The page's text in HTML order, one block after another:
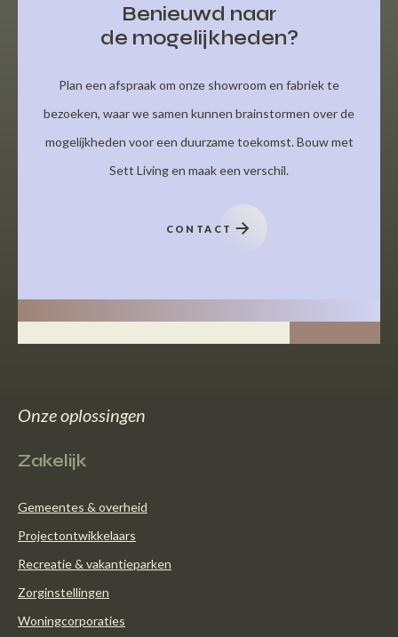
Benieuwd naar
de mogelijkheden?
Plan een afspraak om onze showroom en fabriek te
bezoeken, waar we samen kunnen brainstormen over de
mogelijkheden voor een duurzame toekomst. Bouw met
Sett Living en maak een verschil.
CONTACT
Onze oplossingen
Zakelijk
Gemeentes & overheid
Projectontwikkelaars
Recreatie & vakantieparken
Zorginstellingen
Woningcorporaties